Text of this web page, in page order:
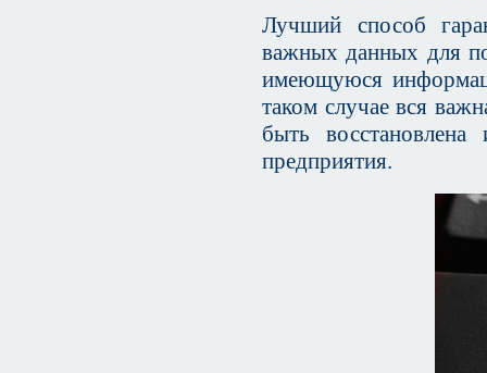
Лучший способ
важных данных для
имеющуюся
таком случае вся
быть
предприятия.